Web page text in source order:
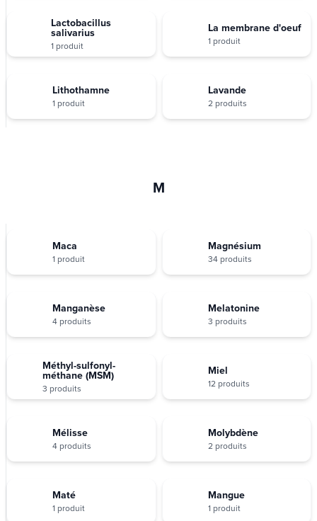
Lactobacillus
salivarius
1 produit
La membrane d'oeuf
1 produit
Lithothamne
1 produit
Lavande
2 produits
M
Maca
1 produit
Magnésium
34 produits
Manganèse
4 produits
Melatonine
3 produits
Méthyl-sulfonyl-
méthane (MSM)
3 produits
Miel
12 produits
Mélisse
4 produits
Molybdène
2 produits
Maté
1 produit
Mangue
1 produit